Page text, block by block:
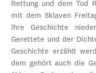
Rettung und dem Tod
mit dem Sklaven
ihre Geschichte
Gerettete und der
Geschichte erzählt
dem gehört auch die